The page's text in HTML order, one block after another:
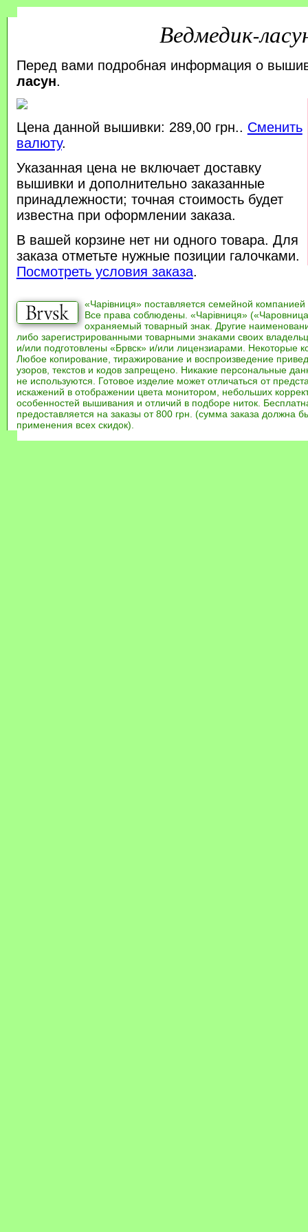
Ведмедик-
Перед вами подробная информация о
ласун.
Цена данной вышивки: 289,00 грн.. Сменить
валюту.
Указанная цена не включает доставку
вышивки и дополнительно заказанные
принадлежности; точная стоимость будет
известна при оформлении заказа.
В вашей корзине нет ни одного товара. Для
заказа отметьте нужные позиции галочками.
Посмотреть условия заказа.
«Чарівниця» поставляется семейной компанией
Все права соблюдены. «Чарівниця»
охраняемый товарный знак. Другие
либо зарегистрированными товарными знаками своих
и/или подготовлены «Брвск» и/или лицензиарами. Некоторые
Любое копирование, тиражирование и воспроизведение
узоров, текстов и кодов запрещено. Никакие персональные
не используются. Готовое изделие может отличаться от
искажений в отображении цвета монитором, небольших
особенностей вышивания и отличий в подборе ниток.
предоставляется на заказы от 800 грн. (сумма заказа должна
применения всех скидок).